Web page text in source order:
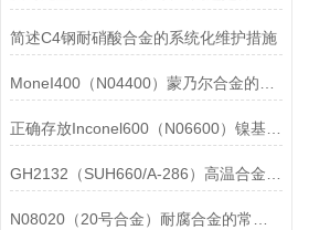
简述C4钢耐硝酸合金的系统化维护措施
正确存放Inconel600（N06600）镍基合金的重要性介绍